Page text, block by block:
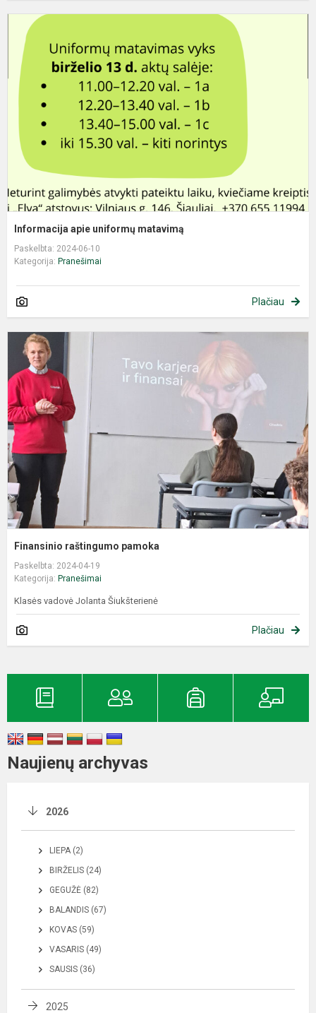
Informacija apie uniformų matavimą
Paskelbta: 2024-06-10
Kategorija: Pranešimai
Plačiau
Finansinio raštingumo pamoka
Paskelbta: 2024-04-19
Kategorija: Pranešimai
Klasės vadovė Jolanta Šiukšterienė
Plačiau
Naujienų archyvas
2026
LIEPA (2)
BIRŽELIS (24)
GEGUŽĖ (82)
BALANDIS (67)
KOVAS (59)
VASARIS (49)
SAUSIS (36)
2025